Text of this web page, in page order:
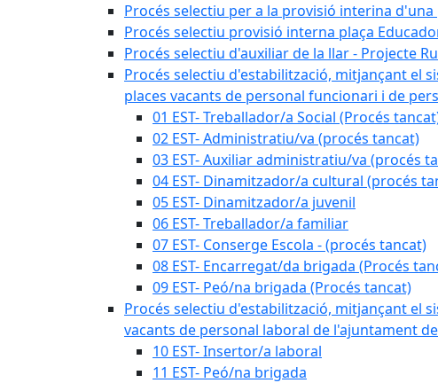
Procés selectiu per a la provisió interina
Procés selectiu provisió interna plaça
Procés selectiu d'auxiliar de la llar - Projecte
Procés selectiu d'estabilització, mitjançant el
places vacants de personal funcionari i de
01 EST- Treballador/a Social (Procés
02 EST- Administratiu/va (procés tancat)
03 EST- Auxiliar administratiu/va (procés
04 EST- Dinamitzador/a cultural (procés
05 EST- Dinamitzador/a juvenil
06 EST- Treballador/a familiar
07 EST- Conserge Escola - (procés tancat)
08 EST- Encarregat/da brigada (Procés
09 EST- Peó/na brigada (Procés tancat)
Procés selectiu d'estabilització, mitjançant el
vacants de personal laboral de l'ajuntament
10 EST- Insertor/a laboral
11 EST- Peó/na brigada